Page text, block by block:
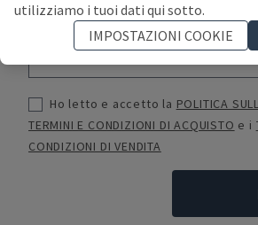
Ho letto e accetto la POLITICA
TERMINI E CONDIZIONI DI ACQUISTO e i
CONDIZIONI DI VENDITA
utilizziamo i tuoi dati qui sotto.
IMPOSTAZIONI COOKIE